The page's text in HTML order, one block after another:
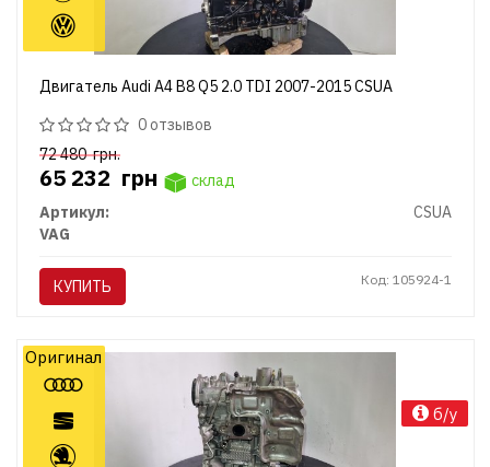
Двигатель Audi A4 B8 Q5 2.0 TDI 2007-2015 CSUA
0 отзывов
72 480грн.
65 232 грн
склад
Артикул:
CSUA
VAG
КУПИТЬ Код: 105924-1
Оригинал
б/у